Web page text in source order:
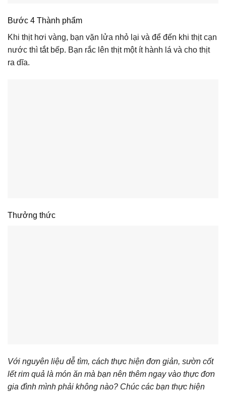
Bước 4 Thành phẩm
Khi thịt hơi vàng, bạn vặn lửa nhỏ lại và để đến khi thịt cạn
nước thì tắt bếp. Bạn rắc lên thịt một ít hành lá và cho thịt
ra dĩa.
Thưởng thức
Với nguyên liệu dễ tìm, cách thực hiện đơn giản, sườn cốt
lết rim quả là món ăn mà bạn nên thêm ngay vào thực đơn
gia đình mình phải không nào? Chúc các bạn thực hiện